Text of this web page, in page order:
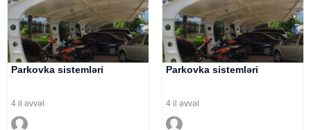
Parkovka sistemləri
4 il əvvəl
Parkovka sistemləri
4 il əvvəl